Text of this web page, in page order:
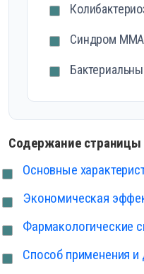
Синдром ММА
Содержание страницы
Основные
Экономическая
Фармакологические
Способ применения и